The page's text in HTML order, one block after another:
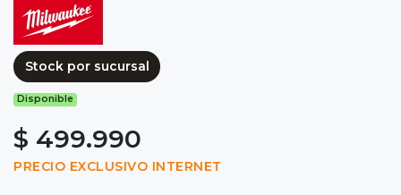
Stock por sucursal
Disponible
$ 499.990
PRECIO EXCLUSIVO INTERNET